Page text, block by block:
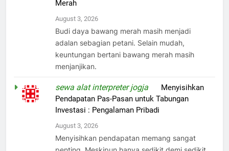
Merah
August 3, 2026
Budi daya bawang merah masih menjadi
adalan sebagian petani. Selain mudah,
keuntungan bertani bawang merah masih
menjanjikan.
sewa alat interpreter jogja
Menyisihkan
Pendapatan Pas-Pasan untuk Tabungan
Investasi : Pengalaman Pribadi
August 3, 2026
Menyisihkan pendapatan memang sangat